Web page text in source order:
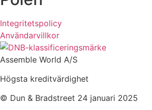
Integritetspolicy
Användarvillkor
Assemble World A/S
Högsta kreditvärdighet
© Dun & Bradstreet 24 januari 2025